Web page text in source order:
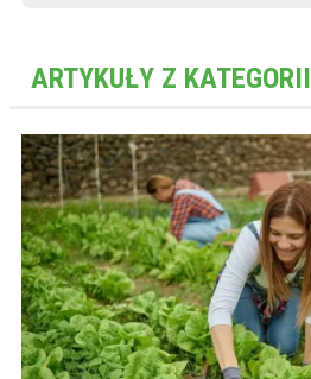
ARTYKUŁY Z KATEGORII